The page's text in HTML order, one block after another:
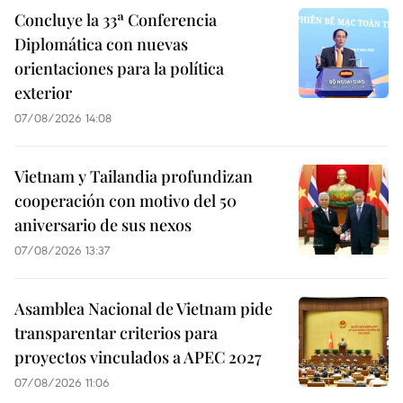
Concluye la 33ª Conferencia
Diplomática con nuevas
orientaciones para la política
exterior
07/08/2026 14:08
Vietnam y Tailandia profundizan
cooperación con motivo del 50
aniversario de sus nexos
07/08/2026 13:37
Asamblea Nacional de Vietnam pide
transparentar criterios para
proyectos vinculados a APEC 2027
07/08/2026 11:06